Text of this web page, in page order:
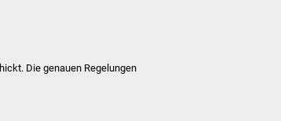
Die genauen Regelungen